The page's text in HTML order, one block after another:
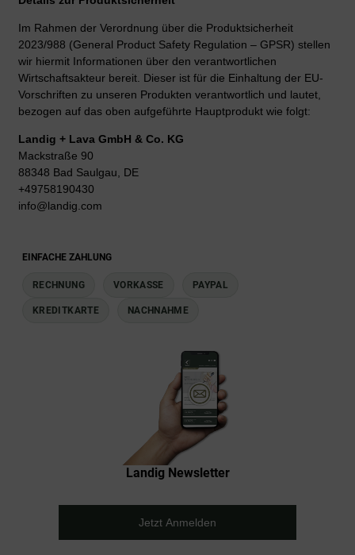
Im Rahmen der Verordnung über die Produktsicherheit
2023/988 (General Product Safety Regulation – GPSR) stellen
wir hiermit Informationen über den verantwortlichen
Wirtschaftsakteur bereit. Dieser ist für die Einhaltung der EU-
Vorschriften zu unseren Produkten verantwortlich und lautet,
bezogen auf das oben aufgeführte Hauptprodukt wie folgt:
Landig + Lava GmbH & Co. KG
Mackstraße 90
88348 Bad Saulgau, DE
+49758190430
info@landig.com
EINFACHE ZAHLUNG
RECHNUNG VORKASSE PAYPAL
KREDITKARTE NACHNAHME
Landig Newsletter
Jetzt Anmelden